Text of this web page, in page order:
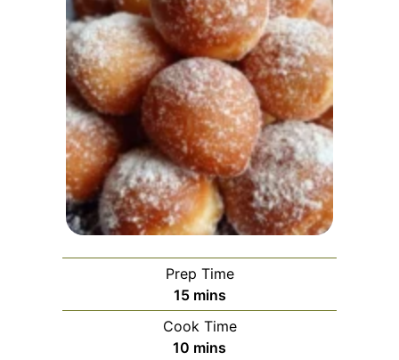
Prep Time
15minutes
mins
Cook Time
10 minutes
mins